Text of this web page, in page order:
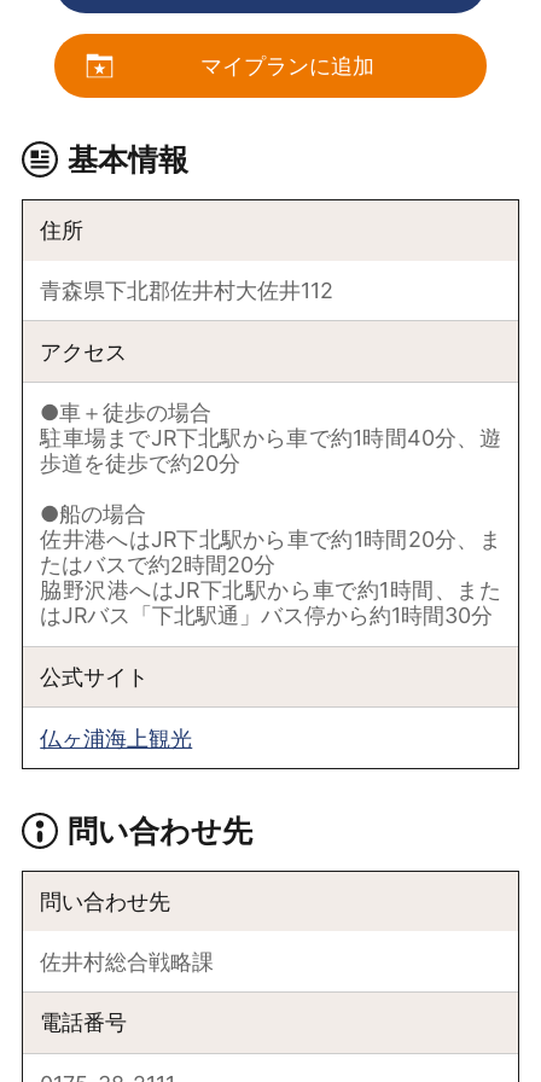
マイプランに追加
基本情報
住所
青森県下北郡佐井村大佐井112
アクセス
●車＋徒歩の場合
駐車場までJR下北駅から車で約1時間40分、遊
歩道を徒歩で約20分
●船の場合
佐井港へはJR下北駅から車で約1時間20分、ま
たはバスで約2時間20分
脇野沢港へはJR下北駅から車で約1時間、また
はJRバス「下北駅通」バス停から約1時間30分
公式サイト
仏ヶ浦海上観光
問い合わせ先
問い合わせ先
佐井村総合戦略課
電話番号